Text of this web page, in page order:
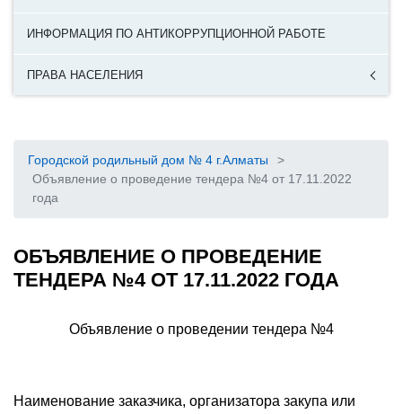
ИНФОРМАЦИЯ ПО АНТИКОРРУПЦИОННОЙ РАБОТЕ
ПРАВА НАСЕЛЕНИЯ
Городской родильный дом № 4 г.Алматы
>
Объявление о проведение тендера №4 от 17.11.2022
года
ОБЪЯВЛЕНИЕ О ПРОВЕДЕНИЕ
ТЕНДЕРА №4 ОТ 17.11.2022 ГОДА
Объявление о проведении тендера №4
Наименование заказчика, организатора закупа или